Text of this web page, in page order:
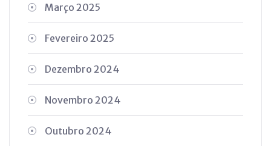
Março 2025
Fevereiro 2025
Dezembro 2024
Novembro 2024
Outubro 2024